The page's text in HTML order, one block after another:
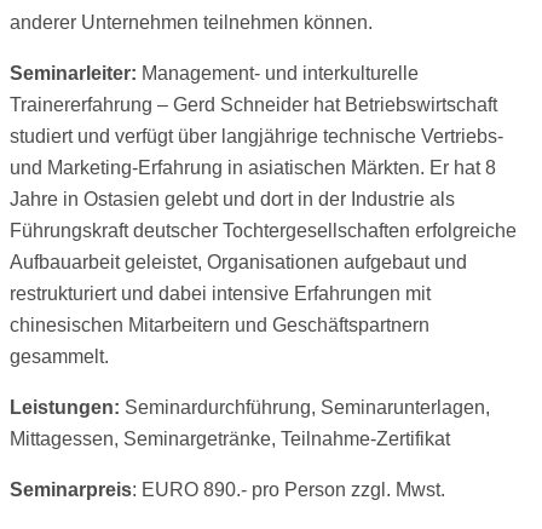
anderer Unternehmen teilnehmen können.
Seminarleiter: Management- und interkulturelle
Trainererfahrung – Gerd Schneider hat Betriebswirtschaft
studiert und verfügt über langjährige technische Vertriebs-
und Marketing-Erfahrung in asiatischen Märkten. Er hat 8
Jahre in Ostasien gelebt und dort in der Industrie als
Führungskraft deutscher Tochtergesellschaften erfolgreiche
Aufbauarbeit geleistet, Organisationen aufgebaut und
restrukturiert und dabei intensive Erfahrungen mit
chinesischen Mitarbeitern und Geschäftspartnern
gesammelt.
Leistungen: Seminardurchführung, Seminarunterlagen,
Mittagessen, Seminargetränke, Teilnahme-Zertifikat
Seminarpreis: EURO 890.- pro Person zzgl. Mwst.